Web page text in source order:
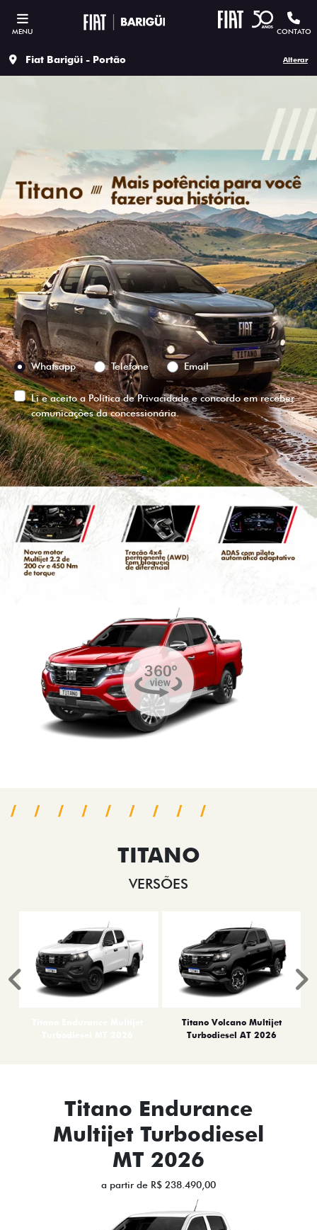
MENU CONTATO
Fiat Barigüi - Portão Alterar
Versão escolhida
Preferência de contato:
Whatsapp
Telefone Email
Li e aceito aPolítica de Privacidadee concordo em receber
comunicações da concessionária.
ENTRAR EM CONTATO
VISUALIZE O
VEÍCULO EM
360°
TITANO
VERSÕES
Titano Volcano Multijet
Turbodiesel AT 2026
Anterior
Titano Endurance
Multijet Turbodiesel
MT 2026
a partir de R$ 238.490,00